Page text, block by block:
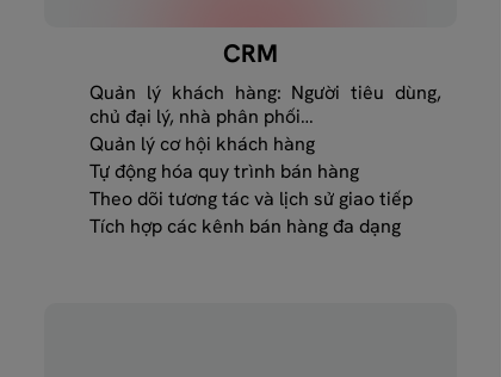
CRM
Quản lý khách hàng: Người tiêu dùng,
chủ đại lý, nhà phân phối…
Quản lý cơ hội khách hàng
Tự động hóa quy trình bán hàng
Theo dõi tương tác và lịch sử giao tiếp
Tích hợp các kênh bán hàng đa dạng